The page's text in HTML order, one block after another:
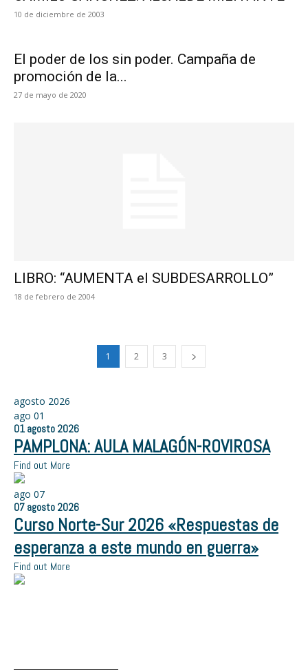
10 de diciembre de 2003
El poder de los sin poder. Campaña de
promoción de la...
27 de mayo de 2020
LIBRO: “AUMENTA el SUBDESARROLLO”
18 de febrero de 2004
1 2 3
agosto 2026
ago 01
01 agosto 2026
PAMPLONA: AULA MALAGÓN-ROVIROSA
Find out More
ago 07
07 agosto 2026
Curso Norte-Sur 2026 «Respuestas de
esperanza a este mundo en guerra»
Find out More